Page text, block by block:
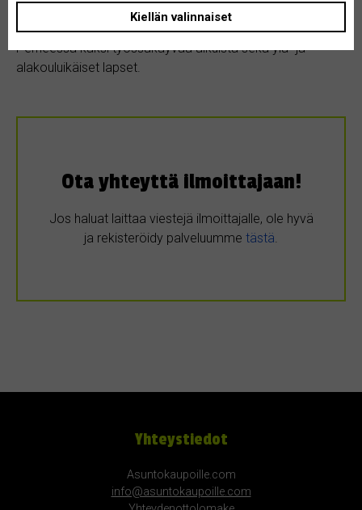
Kuopiosta alueilta Jynkkä, Särkilahti, Levänen, Lippumäki,
Särkiniemi, Petonen.
Perheessä kaksi työssäkäyvää aikuista sekä ylä- ja
alakouluikäiset lapset.
Ota yhteyttä ilmoittajaan!
Jos haluat laittaa viestejä ilmoittajalle, ole hyvä
ja rekisteröidy palveluumme tästä
Yhteystiedot
Asuntokaupoille.com
info@asuntokaupoille.com
Kiellän valinnaiset